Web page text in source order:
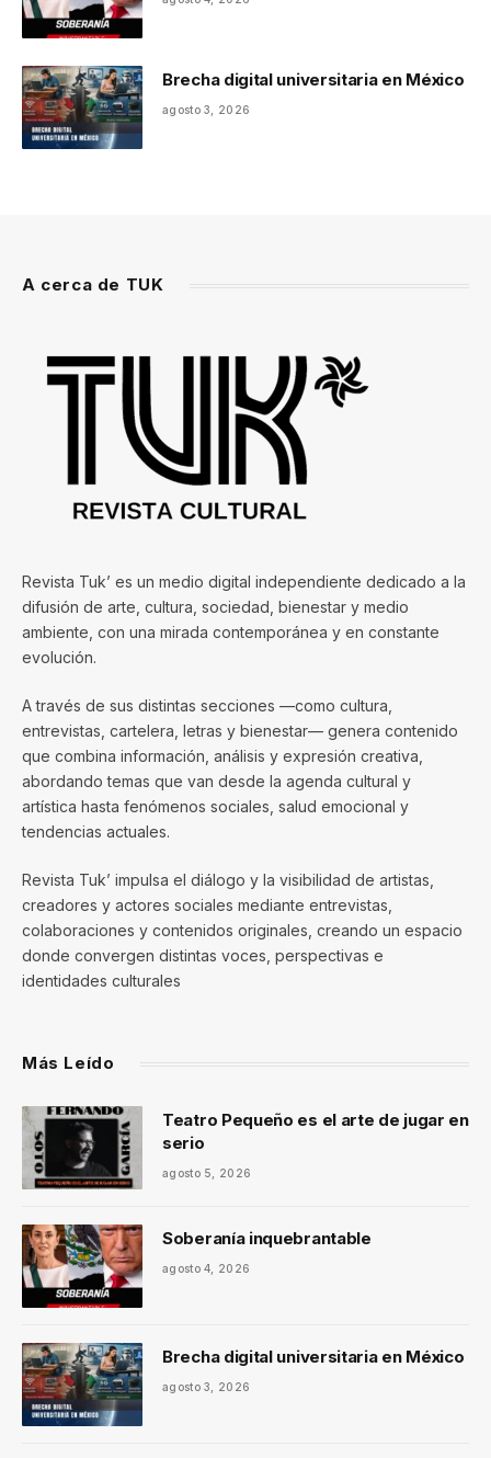
Brecha digital universitaria en México
agosto 3, 2026
A cerca de TUK
Revista Tuk’ es un medio digital independiente dedicado a la
difusión de arte, cultura, sociedad, bienestar y medio
ambiente, con una mirada contemporánea y en constante
evolución.
A través de sus distintas secciones —como cultura,
entrevistas, cartelera, letras y bienestar— genera contenido
que combina información, análisis y expresión creativa,
abordando temas que van desde la agenda cultural y
artística hasta fenómenos sociales, salud emocional y
tendencias actuales.
Revista Tuk’ impulsa el diálogo y la visibilidad de artistas,
creadores y actores sociales mediante entrevistas,
colaboraciones y contenidos originales, creando un espacio
donde convergen distintas voces, perspectivas e
identidades culturales
Más Leído
Teatro Pequeño es el arte de jugar en
serio
agosto 5, 2026
Soberanía inquebrantable
agosto 4, 2026
Brecha digital universitaria en México
agosto 3, 2026